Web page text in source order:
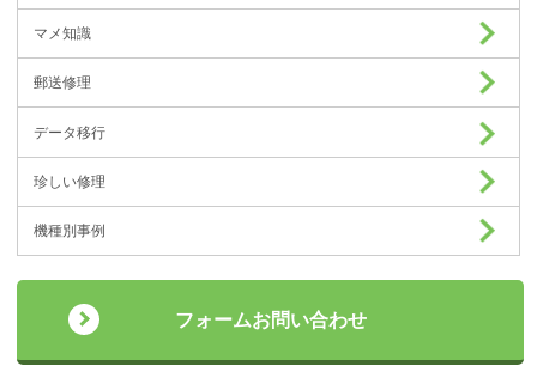
マメ知識
郵送修理
データ移行
珍しい修理
機種別事例
フォームお問い合わせ